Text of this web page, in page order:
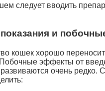
следует вводить
и
кошек хорошо
эффекты от
очень редко.